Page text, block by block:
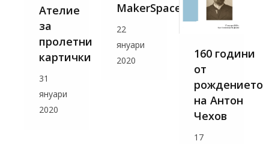
Ателие
за
пролетни
картички
31
януари
2020
MakerSpace
22
януари
2020
160 години
от
рождението
на Антон
Чехов
17